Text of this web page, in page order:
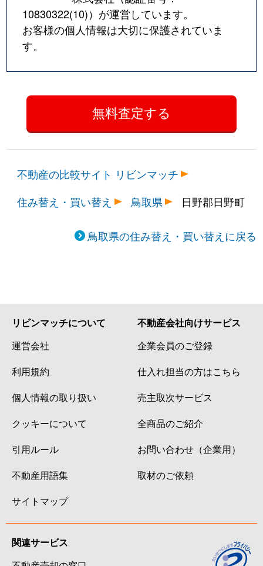
10830322(10)）が運営しています。
お客様の個人情報は大切に保護されていま
す。
不動産の比較サイト リビンマッチ
住み替え・買い替え
鳥取県 日野郡日野町
鳥取県の住み替え・買い替えに戻る
リビンマッチについて
運営会社
利用規約
個人情報の取り扱い
クッキーについて
引用ルール
不動産用語集
サイトマップ
不動産会社向けサービス
企業会員のご登録
仕入れ担当の方はこちら
売主取次サービス
全商品のご紹介
お問い合わせ（企業用）
取材のご依頼
関連サービス